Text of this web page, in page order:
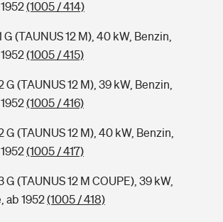
(1005 / 414)
G (TAUNUS 12 M), 40 kW, Benzin,
(1005 / 415)
G (TAUNUS 12 M), 39 kW, Benzin,
(1005 / 416)
G (TAUNUS 12 M), 40 kW, Benzin,
(1005 / 417)
G (TAUNUS 12 M COUPE), 39 kW,
ab 1952(1005 / 418)